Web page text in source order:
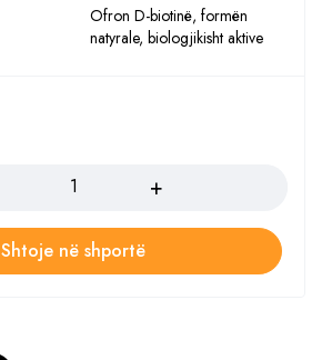
Ofron D-biotinë, formën
natyrale, biologjikisht aktive
Shtoje në shportë